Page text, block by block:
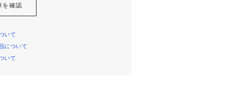
を確認
いて
について
いて